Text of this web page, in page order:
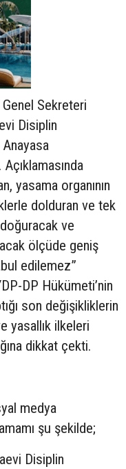
Sekreteri
Disiplin
Açıklamasında
yasama organının
dolduran ve tek
ve
ölçüde geniş
edilemez”
DP Hükümeti’nin
son değişikliklerin
yasallık ilkeleri
dikkat çekti.
medya
şu şekilde;
Disiplin